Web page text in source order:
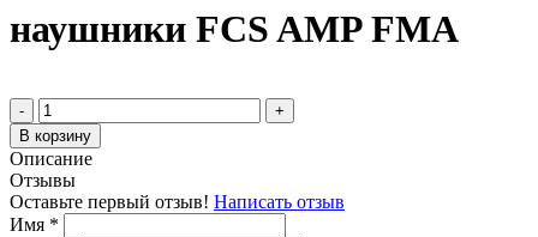
наушники FCS AMP FMA
-
+
В корзину
Описание
Отзывы
Оставьте первый отзыв! Написать отзыв
Имя *